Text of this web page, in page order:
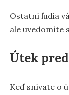
Ostatní ľudia
ale uvedomíte
Útek
Keď snívate o